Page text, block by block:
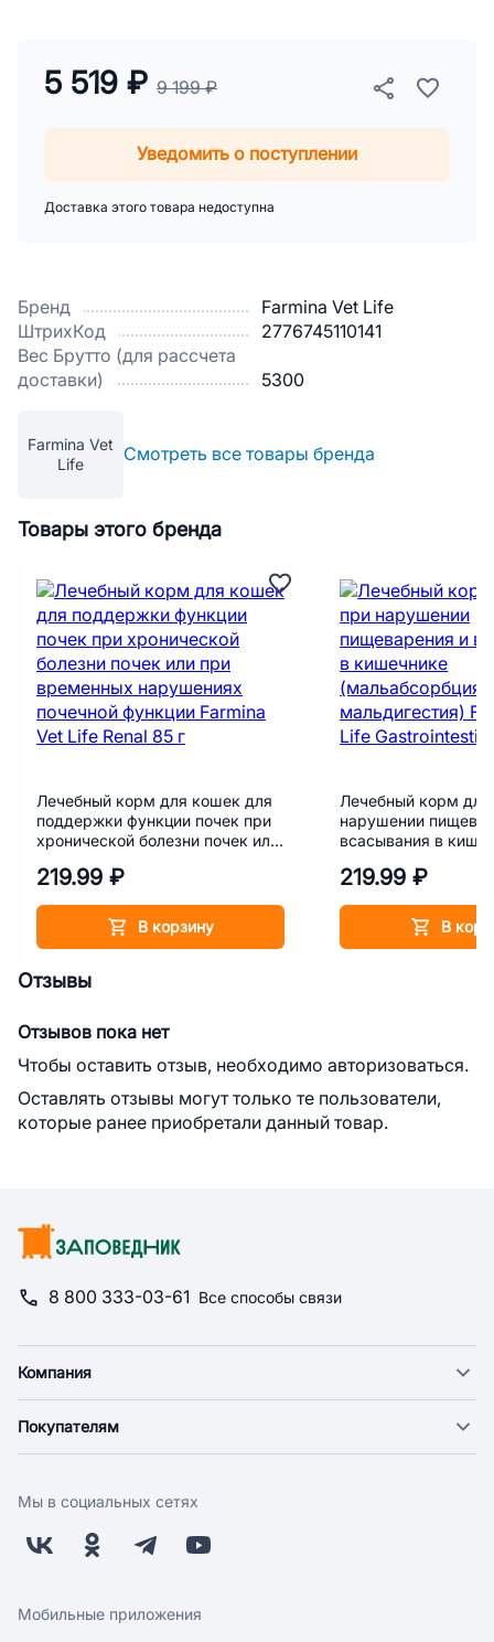
Бренд
Farmina Vet Life
ШтрихКод
2776745110141
Вес Брутто (для рассчета
доставки)
5300
Farmina Vet
Life
Смотреть все товары бренда
5 519 ₽ 9 199 ₽
Уведомить о поступлении
Доставка этого товара недоступна
Товары этого бренда
Лечебный корм для кошек для
поддержки функции почек при
хронической болезни почек или
почечной функции Farmina Vet
219.99 ₽
В корзину
Лечебный корм
нарушении
всасывания в
Farmina Vet Life
219.99 ₽
В
Отзывы
Отзывов пока нет
Чтобы оставить отзыв, необходимо авторизоваться.
Оставлять отзывы могут только те пользователи,
которые ранее приобретали данный товар.
8 800 333-03-61 Все способы связи
Компания
Новости
Поставщикам
Заводчикам
Обратная связь
Покупателям
Оплата
Бонусная программа
Скидки и акции
Мы в социальных сетях
Мобильные приложения